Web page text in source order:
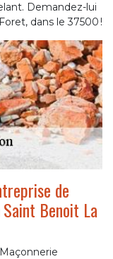
Demandez-lui
dans le 37500 !
de
Benoit La